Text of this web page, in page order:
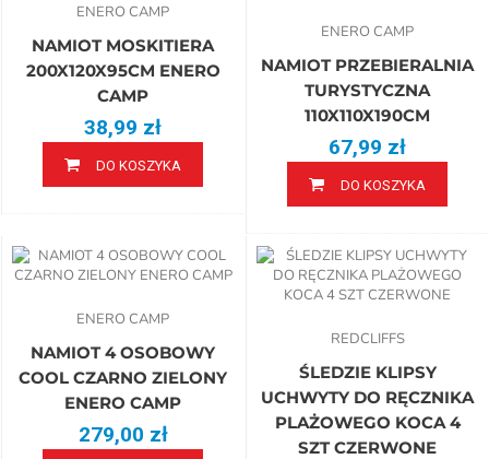
ENERO CAMP
NAMIOT MOSKITIERA
200X120X95CM ENERO
CAMP
38,99 zł
DO KOSZYKA
ENERO CAMP
NAMIOT PRZEBIERALNIA
TURYSTYCZNA
110X110X190CM
67,99 zł
DO KOSZYKA
ENERO CAMP
NAMIOT 4 OSOBOWY
COOL CZARNO ZIELONY
ENERO CAMP
279,00 zł
REDCLIFFS
ŚLEDZIE KLIPSY
UCHWYTY DO RĘCZNIKA
PLAŻOWEGO KOCA 4
SZT CZERWONE